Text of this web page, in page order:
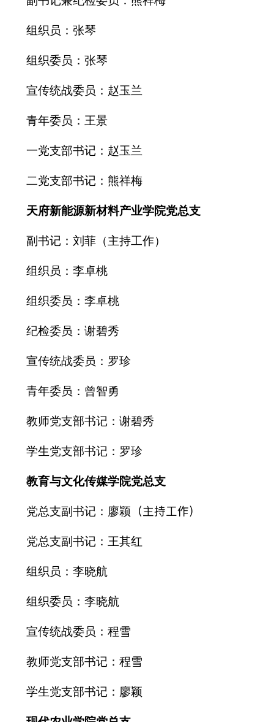
组织员：张琴
组织委员：张琴
宣传统战委员：赵玉兰
青年委员：王景
一党支部书记：赵玉兰
二党支部书记：熊祥梅
天府新能源新材料产业学院党总支
副书记： 刘菲（主持工作）
组织员：李卓桃
组织委员：李卓桃
纪检委员：谢碧秀
宣传统战委员：罗珍
青年委员：曾智勇
教师党支部书记：谢碧秀
学生党支部书记：罗珍
教育与文化传媒学院党总支
党总支副书记：廖颖 （主持工作）
党总支副书记：王其红
组织员：李晓航
组织委员：李晓航
宣传统战委员：程雪
教师党支部书记：程雪
学生党支部书记：廖颖